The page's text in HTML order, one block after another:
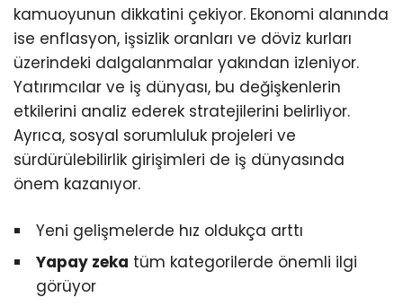
kamuoyunun dikkatini çekiyor. Ekonomi alanında
ise enflasyon, işsizlik oranları ve döviz kurları
üzerindeki dalgalanmalar yakından izleniyor.
Yatırımcılar ve iş dünyası, bu değişkenlerin
etkilerini analiz ederek stratejilerini belirliyor.
Ayrıca, sosyal sorumluluk projeleri ve
sürdürülebilirlik girişimleri de iş dünyasında
önem kazanıyor.
Yeni gelişmelerde hız oldukça arttı
Yapay zeka tüm kategorilerde önemli ilgi
görüyor